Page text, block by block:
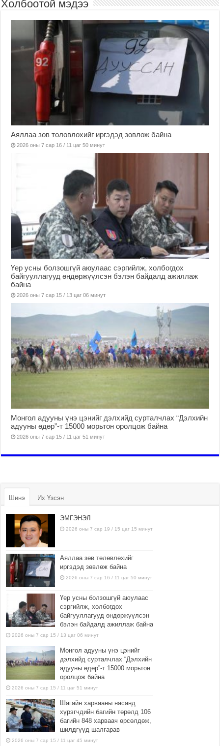
Холбоотой мэдээ
Аяллаа зөв төлөвлөхийг иргэдэд зөвлөж байна
2026 оны 7 сар 16 / 11 цаг 50 минут
Үер усны болзошгүй аюулаас сэргийлж, холбогдох
байгууллагууд өндөржүүлсэн бэлэн байдалд ажиллаж
байна
2026 оны 7 сар 15 / 13 цаг 06 минут
Монгол адууны үнэ цэнийг дэлхийд сурталчлах “Дэлхийн
адууны өдөр”-т 15000 морьтон оролцож байна
2026 оны 7 сар 15 / 11 цаг 51 минут
Шинэ Их Үзсэн
ЭМГЭНЭЛ
2026 оны 7 сар 19 / 15 цаг 15 минут
Аяллаа зөв төлөвлөхийг
иргэдэд зөвлөж байна
2026 оны 7 сар 16 / 11 цаг 50 минут
Үер усны болзошгүй аюулаас
сэргийлж, холбогдох
байгууллагууд өндөржүүлсэн
бэлэн байдалд ажиллаж байна
2026 оны 7 сар 15 / 13 цаг 06 минут
Монгол адууны үнэ цэнийг
дэлхийд сурталчлах “Дэлхийн
адууны өдөр”-т 15000 морьтон
оролцож байна
2026 оны 7 сар 15 / 11 цаг 51 минут
Шагайн харвааны насанд
хүрэгчдийн багийн төрөлд 106
багийн 848 харваач өрсөлдөж,
шилдгүүд шалгарав
2026 оны 7 сар 15 / 11 цаг 45 минут